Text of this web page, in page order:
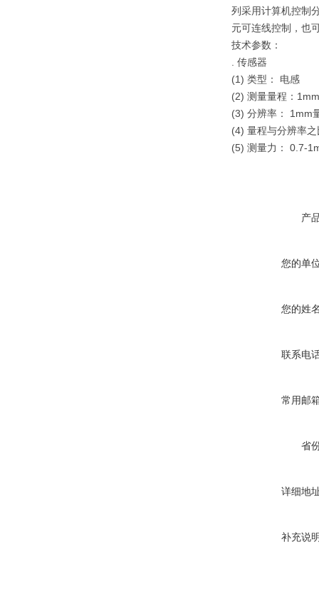
列采用计算机控制
元可连线控制，也
技术参数：
. 传感器
(1) 类型： 电感
(2) 测量量程：
(3) 分辨率： 1mm
(4) 量程与分辨率
(5) 测量力： 0.7-
产
您的单
您的姓
联系电
常用邮
省
详细地
补充说